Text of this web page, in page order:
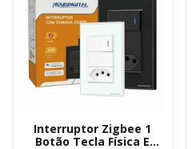
Interruptor Zigbee 1
Botão Tecla Física E